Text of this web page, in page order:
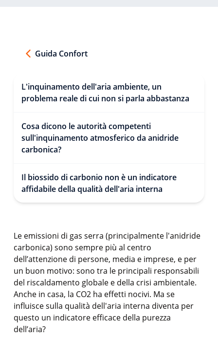
Guida Confort
L'inquinamento dell'aria ambiente, un
problema reale di cui non si parla abbastanza
Cosa dicono le autorità competenti
sull'inquinamento atmosferico da anidride
carbonica?
Il biossido di carbonio non è un indicatore
affidabile della qualità dell'aria interna
Le emissioni di gas serra (principalmente l'anidride
carbonica) sono sempre più al centro
dell’attenzione di persone, media e imprese, e per
un buon motivo: sono tra le principali responsabili
del riscaldamento globale e della crisi ambientale.
Anche in casa, la CO2 ha effetti nocivi. Ma se
influisce sulla qualità dell'aria interna diventa per
questo un indicatore efficace della purezza
dell’aria?